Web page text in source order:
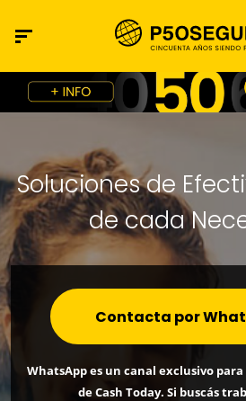
Soluciones de
de cada
Contacta por
WhatsApp es un canal exclusivo
de Cash Today. Si buscás